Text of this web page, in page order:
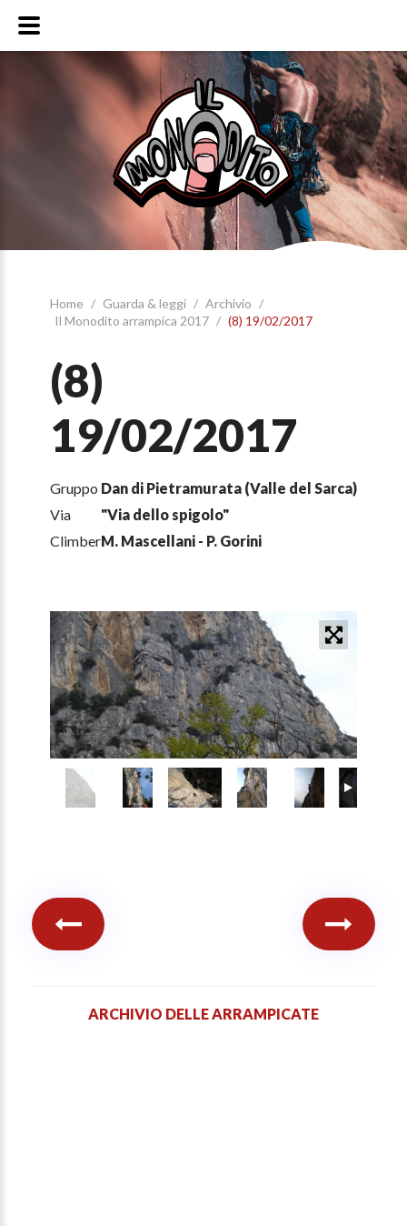
Home / Guarda & leggi / Archivio /
Il Monodito arrampica 2017 / (8) 19/02/2017
(8)
19/02/2017
Gruppo Dan di Pietramurata (Valle del Sarca)
Via
"Via dello spigolo"
ClimberM. Mascellani - P. Gorini
ARCHIVIO DELLE ARRAMPICATE